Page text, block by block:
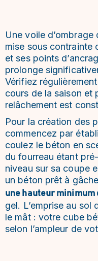
Une voile
mise sous contrainte
et ses points
prolonge
Vérifiez
cours de la saison et
relâchement est
Pour la création des
commencez par
coulez le béton en
du fourreau étant
niveau sur sa coupe
un béton prêt à
une hauteur minimum
gel. L’emprise au
le mât : votre cube
selon l’ampleur de